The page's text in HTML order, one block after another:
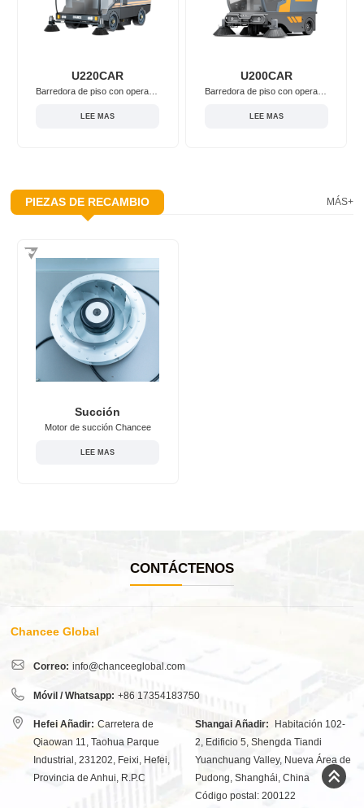
U220CAR
LEE MAS
U200CAR
Barredora de piso con operador a bordo Chancee U200CAR
LEE MAS
PIEZAS DE RECAMBIO MÁS+
Succión
Motor de succión Chancee
LEE MAS
CONTÁCTENOS
Chancee Global
Correo: info@chanceeglobal.com
Móvil / Whatsapp: +86 17354183750
Hefei Añadir: Carretera de
Qiaowan 11, Taohua Parque
Industrial, 231202, Feixi, Hefei,
Provincia de Anhui, R.P.C
Shangai Añadir:
Habitación 102-
2, Edificio 5, Shengda Tiandi
Yuanchuang Valley, Nueva Área de
Pudong, Shanghái, China
Código postal: 200122